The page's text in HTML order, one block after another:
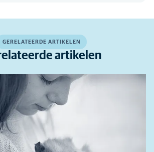
GERELATEERDE ARTIKELEN
artikelen